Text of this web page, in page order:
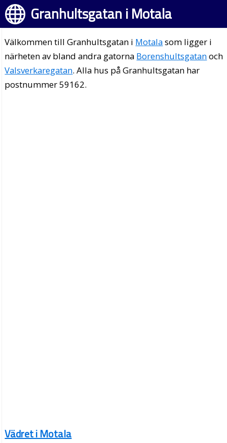
Granhultsgatan i Motala
Välkommen till Granhultsgatan i Motalasom ligger i
närheten av bland andra gatorna Borenshultsgatanoch
Valsverkaregatan. Alla hus på Granhultsgatan har
postnummer 59162.
Vädret i Motala